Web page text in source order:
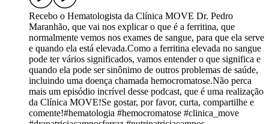
Recebo o Hematologista da Clínica MOVE Dr. Pedro
Maranhão, que vai nos explicar o que é a ferritina, que
normalmente vemos nos exames de sangue, para que ela serve
e quando ela está elevada.Como a ferritina elevada no sangue
pode ter vários significados, vamos entender o que significa e
quando ela pode ser sinônimo de outros problemas de saúde,
incluindo uma doença chamada hemocromatose.Não perca
mais um episódio incrível desse podcast, que é uma realização
da Clínica MOVE!Se gostar, por favor, curta, compartilhe e
comente!#hematologia #hemocromatose #clinica_move